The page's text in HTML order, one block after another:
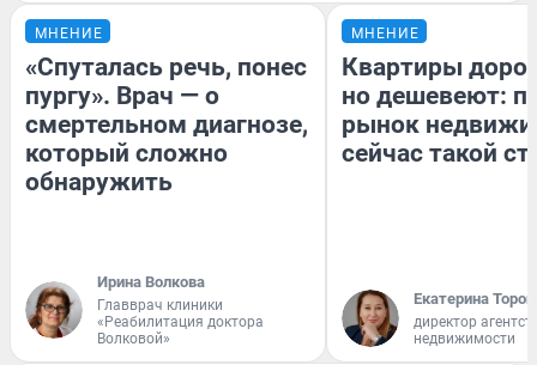
МНЕНИЕ
«Спуталась речь, понес
пургу». Врач — о
смертельном диагнозе,
который сложно
обнаружить
Ирина Волкова
Главврач клиники
«Реабилитация доктора
Волковой»
МНЕНИЕ
Квартиры
но дешевеют:
рынок
сейчас такой
Екатерина
директор
недвижимости